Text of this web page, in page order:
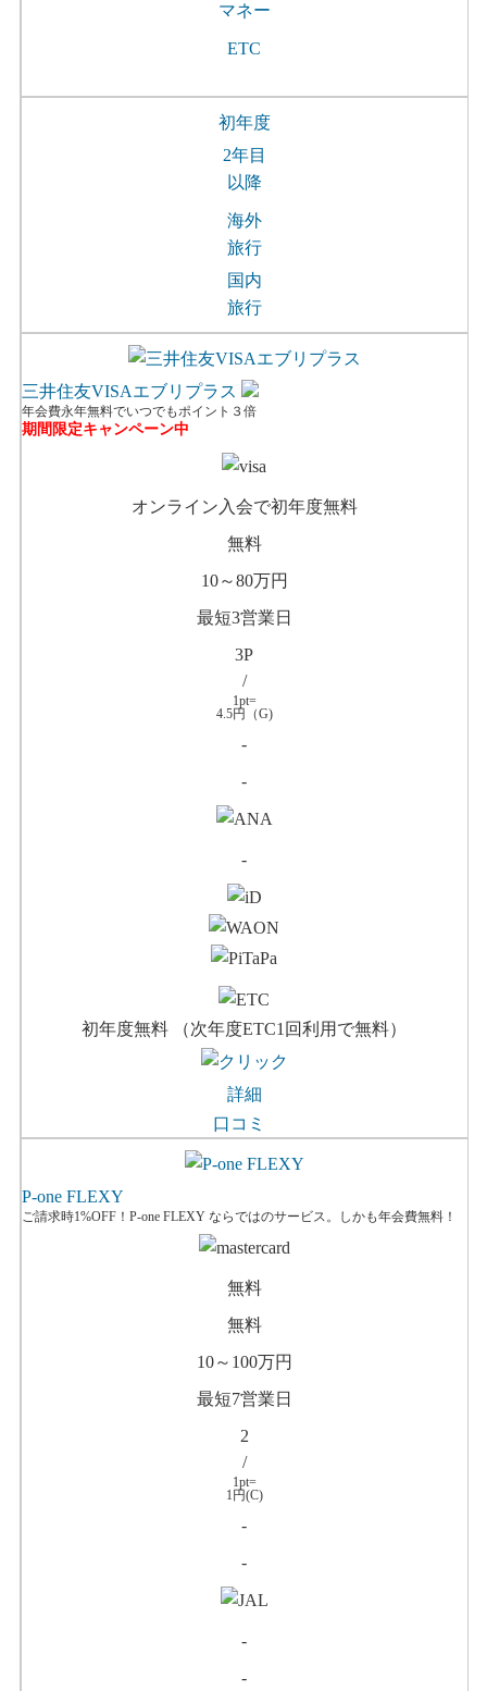
マネー
ETC
初年度
2年目
以降
海外
旅行
国内
旅行
三井住友VISAエブリプラス
年会費永年無料でいつでもポイント３倍
期間限定キャンペーン中
オンライン入会で初年度無料
無料
10～80万円
最短3営業日
3P
/
1pt=
4.5円（G)
-
-
-
初年度無料 （次年度ETC1回利用で無料）
詳細
口コミ
P-one FLEXY
ご請求時1%OFF！P-one FLEXY ならではのサービス。しかも年会費無料！
無料
無料
10～100万円
最短7営業日
2
/
1pt=
1円(C)
-
-
-
-